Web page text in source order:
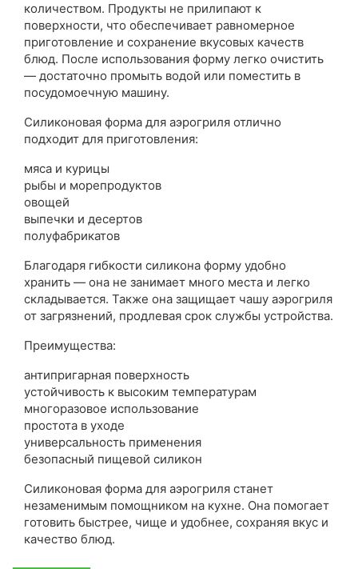
количеством. Продукты не прилипают к
поверхности, что обеспечивает равномерное
приготовление и сохранение вкусовых качеств
блюд. После использования форму легко очистить
— достаточно промыть водой или поместить в
посудомоечную машину.
Силиконовая форма для аэрогриля отлично
подходит для приготовления:
мяса и курицы
рыбы и морепродуктов
овощей
выпечки и десертов
полуфабрикатов
Благодаря гибкости силикона форму удобно
хранить — она не занимает много места и легко
складывается. Также она защищает чашу аэрогриля
от загрязнений, продлевая срок службы устройства.
Преимущества:
антипригарная поверхность
устойчивость к высоким температурам
многоразовое использование
простота в уходе
универсальность применения
безопасный пищевой силикон
Силиконовая форма для аэрогриля станет
незаменимым помощником на кухне. Она помогает
готовить быстрее, чище и удобнее, сохраняя вкус и
качество блюд.